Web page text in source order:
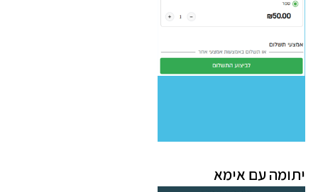
יתומה עם אימא